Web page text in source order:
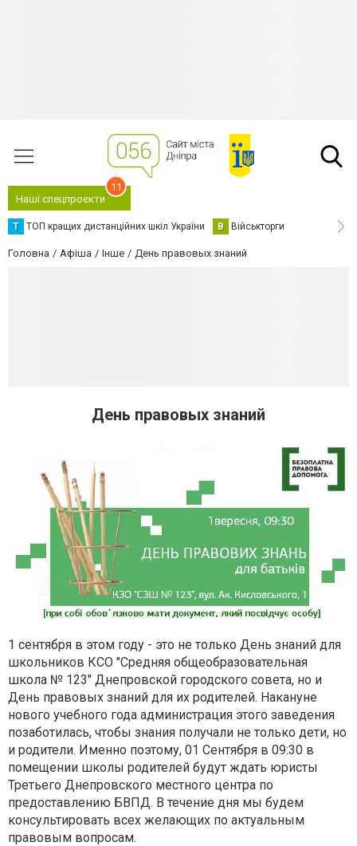
Наші спецпроєкти
11
Т ТОП кращих дистанційних шкіл України В Військторги
Головна Афіша Інше День правовых знаний
День правовых знаний
1 сентября в этом году - это не только День знаний для
школьников КСО "Средняя общеобразовательная
школа № 123" Днепровской городского совета, но и
День правовых знаний для их родителей. Накануне
нового учебного года администрация этого заведения
позаботилась, чтобы знания получали не только дети, но
и родители. Именно поэтому, 01 Сентября в 09:30 в
помещении школы родителей будут ждать юристы
Третьего Днепровского местного центра по
предоставлению БВПД. В течение дня мы будем
консультировать всех желающих по актуальным
правовым вопросам.